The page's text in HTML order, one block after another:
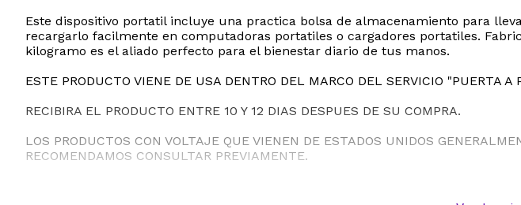
Este dispositivo portatil incluye una practica bolsa de almacenamiento para
recargarlo facilmente en computadoras portatiles o cargadores portatiles.
kilogramo es el aliado perfecto para el bienestar diario de tus manos.
ESTE PRODUCTO VIENE DE USA DENTRO DEL MARCO DEL SERVICIO "PUERTA
RECIBIRA EL PRODUCTO ENTRE 10 Y 12 DIAS DESPUES DE SU COMPRA.
LOS PRODUCTOS CON VOLTAJE QUE VIENEN DE ESTADOS UNIDOS
RECOMENDAMOS CONSULTAR PREVIAMENTE.